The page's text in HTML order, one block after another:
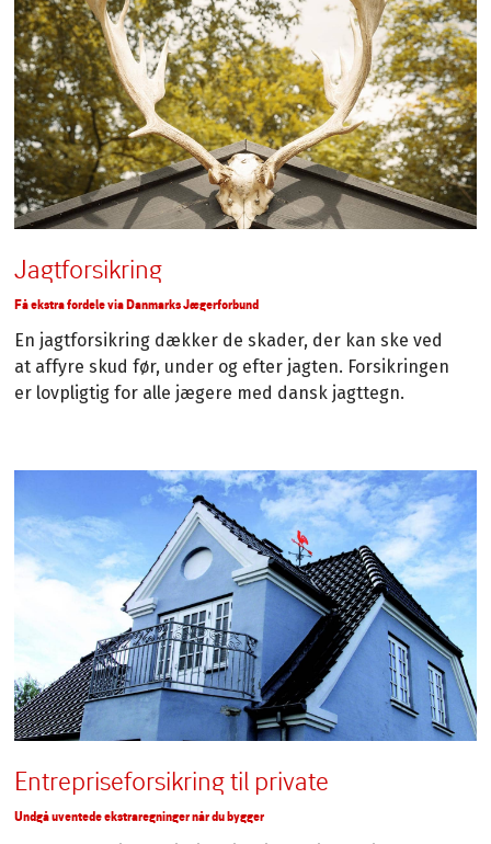
Jagtforsikring
Få ekstra fordele via Danmarks Jægerforbund
En jagtforsikring dækker de skader, der kan ske ved
at affyre skud før, under og efter jagten. Forsikringen
er lovpligtig for alle jægere med dansk jagttegn.
Entrepriseforsikring til private
Undgå uventede ekstraregninger når du bygger